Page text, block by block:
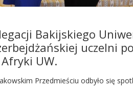
Bakijskiego
uczelni
UW.
Przedmieściu odbyło się